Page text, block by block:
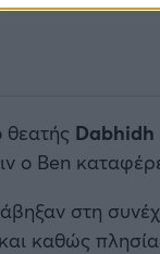
θεατής
ο Ben
στη
καθώς